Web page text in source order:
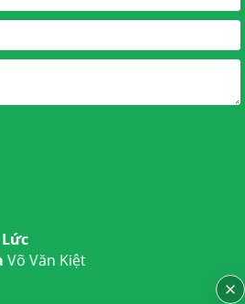
Lức
Võ Văn Kiệt